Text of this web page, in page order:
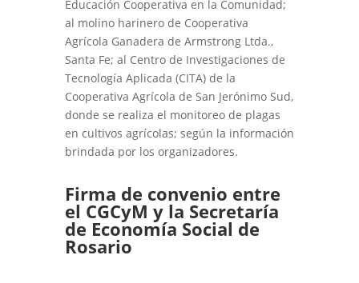
Educación Cooperativa en la Comunidad;
al molino harinero de Cooperativa
Agrícola Ganadera de Armstrong Ltda.,
Santa Fe; al Centro de Investigaciones de
Tecnología Aplicada (CITA) de la
Cooperativa Agrícola de San Jerónimo Sud,
donde se realiza el monitoreo de plagas
en cultivos agrícolas; según la información
brindada por los organizadores.
Firma de convenio entre
el CGCyM y la Secretaría
de Economía Social de
Rosario